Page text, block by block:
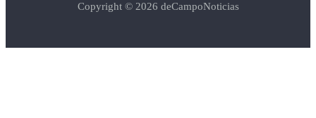
Copyright © 2026 deCampoNoticias